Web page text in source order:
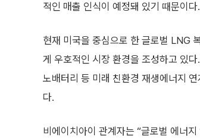
적인 매출 인식이 예정돼 있기 때문이다.
현재 미국을 중심으로 한 글로벌 LNG
게 우호적인 시장 환경을 조성하고 있
노배터리 등 미래 친환경 재생에너지
다.
비에이치아이 관계자는 “글로벌 에너